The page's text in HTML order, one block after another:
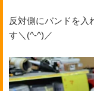
反対側にバンドを入
す＼(^-^)／